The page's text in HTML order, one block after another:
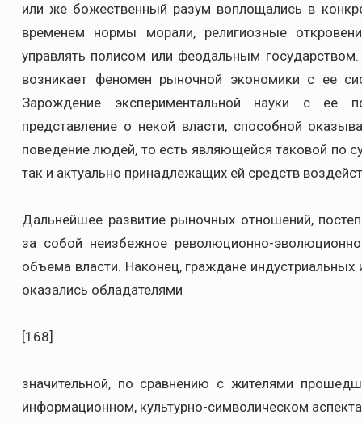
или же божественный разум воплощались в
временем нормы морали, религиозные
управлять полисом или феодальным
возникает феномен рыночной экономики с ее
Зарождение экспериментальной науки с ее
представление о некой власти, способной
поведение людей, то есть являющейся таковой по
так и актуально принадлежащих ей средств
Дальнейшее развитие рыночных отношений,
за собой неизбежное революционно-
объема власти. Наконец, граждане индустриальных
оказались обладателями
[168]
значительной, по сравнению с жителями
информационном, культурно-символическом